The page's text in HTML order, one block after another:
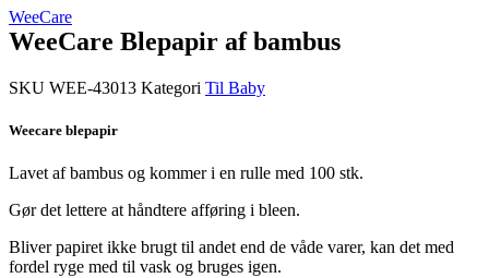
WeeCare
WeeCare Blepapir af bambus
SKU WEE-43013 Kategori Til Baby
Weecare blepapir
Lavet af bambus og kommer i en rulle med 100 stk.
Gør det lettere at håndtere afføring i bleen.
Bliver papiret ikke brugt til andet end de våde varer, kan det med
fordel ryge med til vask og bruges igen.